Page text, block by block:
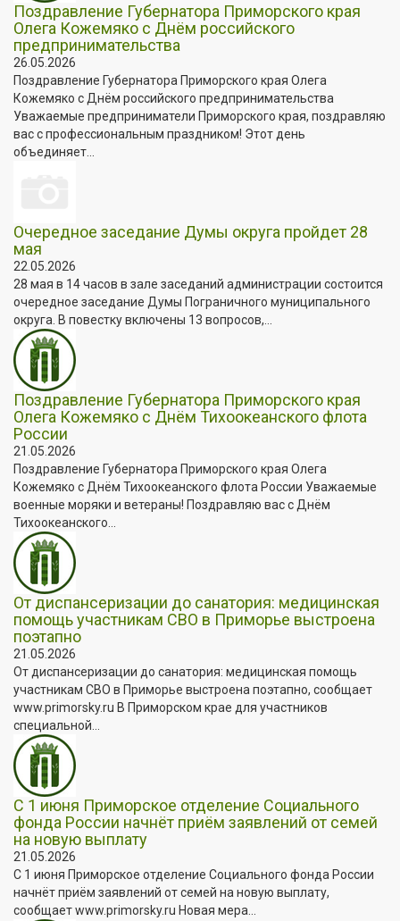
Поздравление Губернатора Приморского края
Олега Кожемяко с Днём российского
предпринимательства
26.05.2026
Поздравление Губернатора Приморского края Олега
Кожемяко с Днём российского предпринимательства
Уважаемые предприниматели Приморского края, поздравляю
вас с профессиональным праздником! Этот день
объединяет...
Очередное заседание Думы округа пройдет 28
мая
22.05.2026
28 мая в 14 часов в зале заседаний администрации состоится
очередное заседание Думы Пограничного муниципального
округа. В повестку включены 13 вопросов,...
Поздравление Губернатора Приморского края
Олега Кожемяко с Днём Тихоокеанского флота
России
21.05.2026
Поздравление Губернатора Приморского края Олега
Кожемяко с Днём Тихоокеанского флота России Уважаемые
военные моряки и ветераны! Поздравляю вас с Днём
Тихоокеанского...
От диспансеризации до санатория: медицинская
помощь участникам СВО в Приморье выстроена
поэтапно
21.05.2026
От диспансеризации до санатория: медицинская помощь
участникам СВО в Приморье выстроена поэтапно, сообщает
www.primorsky.ru В Приморском крае для участников
специальной...
С 1 июня Приморское отделение Социального
фонда России начнёт приём заявлений от семей
на новую выплату
21.05.2026
С 1 июня Приморское отделение Социального фонда России
начнёт приём заявлений от семей на новую выплату,
сообщает www.primorsky.ru Новая мера...